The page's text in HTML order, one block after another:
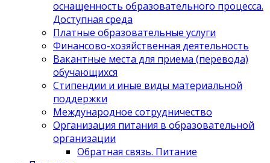
оснащенность образовательного процесса.
Доступная среда
Платные образовательные услуги
Финансово-хозяйственная деятельность
Вакантные места для приема (перевода)
обучающихся
Стипендии и иные виды материальной
поддержки
Международное сотрудничество
Организация питания в образовательной
организации
Обратная связь. Питание